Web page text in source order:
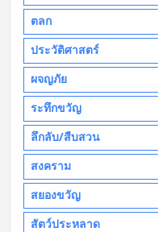
ตลก
ประวัติศาสตร์
ผจญภัย
ระทึกขวัญ
ลึกลับ/สืบสวน
สงคราม
สยองขวัญ
สัตว์ประหลาด